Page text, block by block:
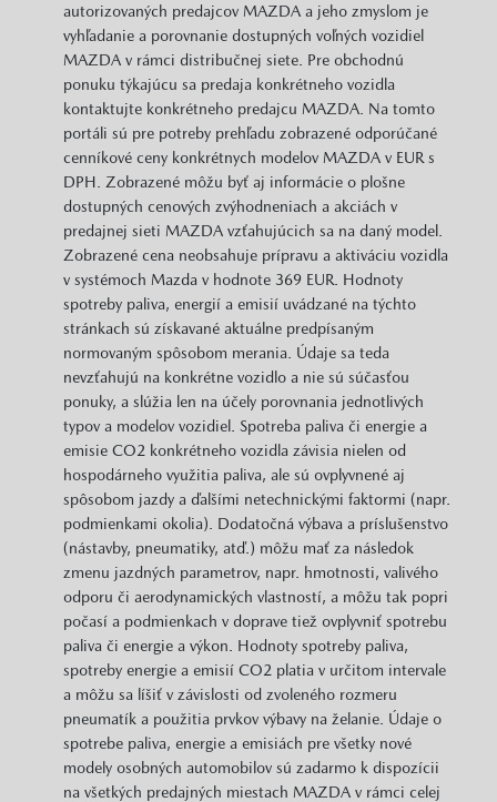
autorizovaných predajcov MAZDA a jeho zmyslom je
vyhľadanie a porovnanie dostupných voľných vozidiel
MAZDA v rámci distribučnej siete. Pre obchodnú
ponuku týkajúcu sa predaja konkrétneho vozidla
kontaktujte konkrétneho predajcu MAZDA. Na tomto
portáli sú pre potreby prehľadu zobrazené odporúčané
cenníkové ceny konkrétnych modelov MAZDA v EUR s
DPH. Zobrazené môžu byť aj informácie o plošne
dostupných cenových zvýhodneniach a akciách v
predajnej sieti MAZDA vzťahujúcich sa na daný model.
Zobrazené cena neobsahuje prípravu a aktiváciu vozidla
v systémoch Mazda v hodnote 369 EUR. Hodnoty
spotreby paliva, energií a emisií uvádzané na týchto
stránkach sú získavané aktuálne predpísaným
normovaným spôsobom merania. Údaje sa teda
nevzťahujú na konkrétne vozidlo a nie sú súčasťou
ponuky, a slúžia len na účely porovnania jednotlivých
typov a modelov vozidiel. Spotreba paliva či energie a
emisie CO2 konkrétneho vozidla závisia nielen od
hospodárneho využitia paliva, ale sú ovplyvnené aj
spôsobom jazdy a ďalšími netechnickými faktormi (napr.
podmienkami okolia). Dodatočná výbava a príslušenstvo
(nástavby, pneumatiky, atď.) môžu mať za následok
zmenu jazdných parametrov, napr. hmotnosti, valivého
odporu či aerodynamických vlastností, a môžu tak popri
počasí a podmienkach v doprave tiež ovplyvniť spotrebu
paliva či energie a výkon. Hodnoty spotreby paliva,
spotreby energie a emisií CO2 platia v určitom intervale
a môžu sa líšiť v závislosti od zvoleného rozmeru
pneumatík a použitia prvkov výbavy na želanie. Údaje o
spotrebe paliva, energie a emisiách pre všetky nové
modely osobných automobilov sú zadarmo k dispozícii
na všetkých predajných miestach MAZDA v rámci celej